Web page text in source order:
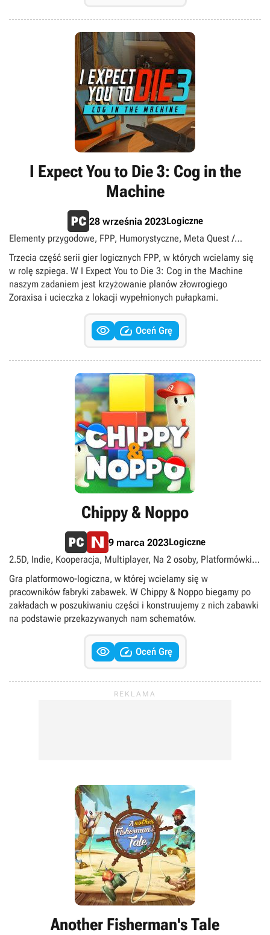
I Expect You to Die 3: Cog in the
Machine
28 września 2023Logiczne
Elementy przygodowe, FPP, Humorystyczne, Meta Quest /
Oculus, Singleplayer, SteamVR, Szpiegowskie, Wirtualna
rzeczywistość (VR)
Trzecia część serii gier logicznych FPP, w których wcielamy się
w rolę szpiega. W I Expect You to Die 3: Cog in the Machine
naszym zadaniem jest krzyżowanie planów złowrogiego
Zoraxisa i ucieczka z lokacji wypełnionych pułapkami.
  Oceń Grę
Chippy & Noppo
9 marca 2023Logiczne
2.5D, Indie, Kooperacja, Multiplayer, Na 2 osoby, Platformówki,
Podzielony/wspólny ekran, Side-scroll, Singleplayer
Gra platformowo-logiczna, w której wcielamy się w
pracowników fabryki zabawek. W Chippy & Noppo biegamy po
zakładach w poszukiwaniu części i konstruujemy z nich zabawki
na podstawie przekazywanych nam schematów.
  Oceń Grę
Another Fisherman's Tale